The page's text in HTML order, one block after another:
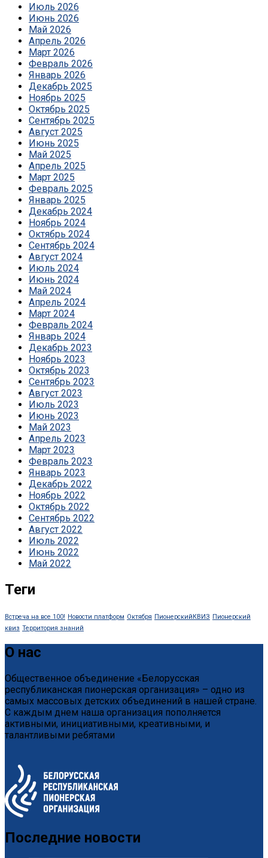
Июль 2026
Июнь 2026
Май 2026
Апрель 2026
Март 2026
Февраль 2026
Январь 2026
Декабрь 2025
Ноябрь 2025
Октябрь 2025
Сентябрь 2025
Август 2025
Июнь 2025
Май 2025
Апрель 2025
Март 2025
Февраль 2025
Январь 2025
Декабрь 2024
Ноябрь 2024
Октябрь 2024
Сентябрь 2024
Август 2024
Июль 2024
Июнь 2024
Май 2024
Апрель 2024
Март 2024
Февраль 2024
Январь 2024
Декабрь 2023
Ноябрь 2023
Октябрь 2023
Сентябрь 2023
Август 2023
Июль 2023
Июнь 2023
Май 2023
Апрель 2023
Март 2023
Февраль 2023
Январь 2023
Декабрь 2022
Ноябрь 2022
Октябрь 2022
Сентябрь 2022
Август 2022
Июль 2022
Июнь 2022
Май 2022
Теги
Встреча на все 100! Новости платформ Октября ПионерскийКВИЗ Пионерский
квиз Территория знаний
О нас
Общественное объединение «Белорусская
республиканская пионерская организация» – одно из
самых массовых детских объединений в нашей стране.
С каждым днем наша организация пополняется
активными, инициативными, креативными, и
талантливыми ребятами
Последние новости